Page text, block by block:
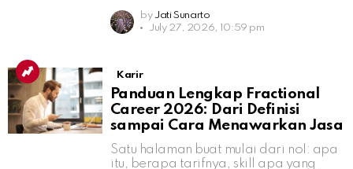
by Jati Sunarto
July 27, 2026, 10:59 pm
Karir
Panduan Lengkap Fractional
Career 2026: Dari Definisi
sampai Cara Menawarkan Jasa
Satu halaman buat mulai dari nol: apa
itu, berapa tarifnya, skill apa yang